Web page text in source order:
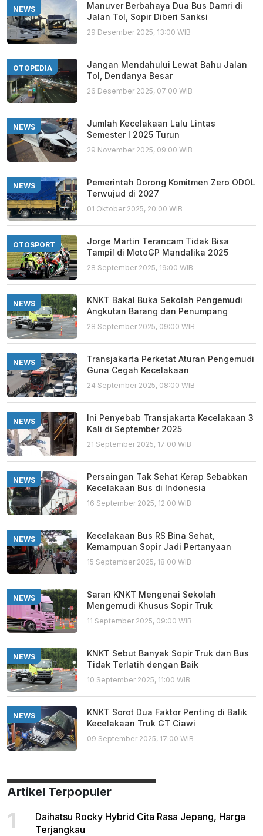
NEWS
Manuver Berbahaya Dua Bus Damri di
Jalan Tol, Sopir Diberi Sanksi
29 Desember 2025, 13:00 WIB
OTOPEDIA
Jangan Mendahului Lewat Bahu Jalan
Tol, Dendanya Besar
26 Desember 2025, 07:00 WIB
NEWS
Jumlah Kecelakaan Lalu Lintas
Semester I 2025 Turun
29 November 2025, 09:00 WIB
NEWS
Pemerintah Dorong Komitmen Zero ODOL
Terwujud di 2027
01 Oktober 2025, 20:00 WIB
OTOSPORT
Jorge Martin Terancam Tidak Bisa
Tampil di MotoGP Mandalika 2025
28 September 2025, 19:00 WIB
NEWS
KNKT Bakal Buka Sekolah Pengemudi
Angkutan Barang dan Penumpang
28 September 2025, 09:00 WIB
NEWS
Transjakarta Perketat Aturan Pengemudi
Guna Cegah Kecelakaan
24 September 2025, 08:00 WIB
NEWS
Ini Penyebab Transjakarta Kecelakaan 3
Kali di September 2025
21 September 2025, 17:00 WIB
NEWS
Persaingan Tak Sehat Kerap Sebabkan
Kecelakaan Bus di Indonesia
16 September 2025, 12:00 WIB
NEWS
Kecelakaan Bus RS Bina Sehat,
Kemampuan Sopir Jadi Pertanyaan
15 September 2025, 18:00 WIB
NEWS
Saran KNKT Mengenai Sekolah
Mengemudi Khusus Sopir Truk
11 September 2025, 09:00 WIB
NEWS
KNKT Sebut Banyak Sopir Truk dan Bus
Tidak Terlatih dengan Baik
10 September 2025, 11:00 WIB
NEWS
KNKT Sorot Dua Faktor Penting di Balik
Kecelakaan Truk GT Ciawi
09 September 2025, 17:00 WIB
Artikel Terpopuler
1
Daihatsu Rocky Hybrid Cita Rasa Jepang, Harga
Terjangkau